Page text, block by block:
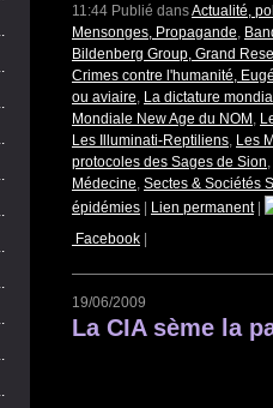
11:44 Publié dansActualité,
Mensonges, Propagande,
Bildenberg Group, Grand
Crimes contre l'humanité,
ou aviaire, La dictature
Mondiale New Age du NOM ,
Les Illuminati-Reptiliens, Les
protocoles des Sages de Sion,
Médecine, Sectes & Sociétés
épidémies
Lien permanent|
Facebook
19/06/2009
La CIA sème la